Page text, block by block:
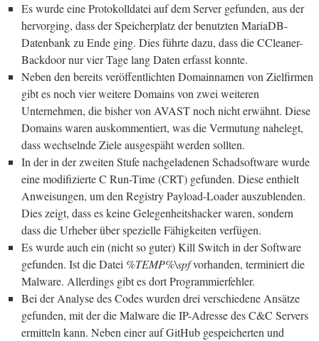
Es wurde eine Protokolldatei auf dem Server gefunden, aus der
hervorging, dass der Speicherplatz der benutzten MariaDB-
Datenbank zu Ende ging. Dies führte dazu, dass die CCleaner-
Backdoor nur vier Tage lang Daten erfasst konnte.
Neben den bereits veröffentlichten Domainnamen von Zielfirmen
gibt es noch vier weitere Domains von zwei weiteren
Unternehmen, die bisher von AVAST noch nicht erwähnt. Diese
Domains waren auskommentiert, was die Vermutung nahelegt,
dass wechselnde Ziele ausgespäht werden sollten.
In der in der zweiten Stufe nachgeladenen Schadsoftware wurde
eine modifizierte C Run-Time (CRT) gefunden. Diese enthielt
Anweisungen, um den Registry Payload-Loader auszublenden.
Dies zeigt, dass es keine Gelegenheitshacker waren, sondern
dass die Urheber über spezielle Fähigkeiten verfügen.
Es wurde auch ein (nicht so guter) Kill Switch in der Software
gefunden. Ist die Datei %TEMP%\spfvorhanden, terminiert die
Malware. Allerdings gibt es dort Programmierfehler.
Bei der Analyse des Codes wurden drei verschiedene Ansätze
gefunden, mit der die Malware die IP-Adresse des C&C Servers
ermitteln kann. Neben einer auf GitHub gespeicherten und